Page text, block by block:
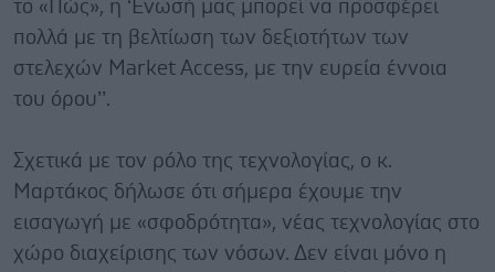
το «Πώς», η ‘Ενωσή μας μπορεί να προσφέρει
πολλά με τη βελτίωση των δεξιοτήτων των
στελεχών Market Access, με την ευρεία έννοια
του όρου’’.
Σχετικά με τον ρόλο της τεχνολογίας, ο κ.
Μαρτάκος δήλωσε ότι σήμερα έχουμε την
εισαγωγή με «σφοδρότητα», νέας τεχνολογίας στο
χώρο διαχείρισης των νόσων. Δεν είναι μόνο η